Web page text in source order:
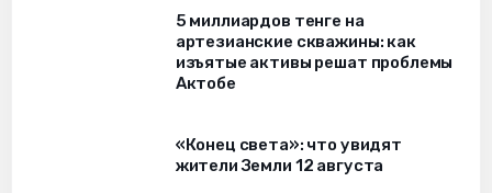
5 миллиардов тенге на
артезианские скважины: как
изъятые активы решат проблемы
Актобе
«Конец света»: что увидят
жители Земли 12 августа